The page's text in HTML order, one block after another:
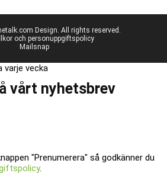
Design. All rights reserved.
och personuppgiftspolicy
Mailsnap
varje vecka
vårt nyhetsbrev
"Prenumerera" så godkänner du
.